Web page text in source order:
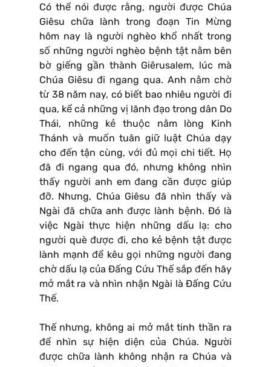
Có thể nói được rằng, người được Chúa
Giêsu chữa lành trong đoạn Tin Mừng
hôm nay là người nghèo khổ nhất trong
số những người nghèo bệnh tật nằm bên
bờ giếng gần thành Giêrusalem, lúc mà
Chúa Giêsu đi ngang qua. Anh nằm chờ
từ 38 năm nay, có biết bao nhiêu người đi
qua, kể cả những vị lãnh đạo trong dân Do
Thái, những kẻ thuộc nằm lòng Kinh
Thánh và muốn tuân giữ luật Chúa dạy
cho đến tận cùng, với đủ mọi chi tiết. Họ
đã đi ngang qua đó, nhưng không nhìn
thấy người anh em đang cần được giúp
đỡ. Nhưng, Chúa Giêsu đã nhìn thấy và
Ngài đã chữa anh được lành bệnh. Ðó là
việc Ngài thực hiện những dấu lạ: cho
người què được đi, cho kẻ bệnh tật được
lành mạnh để kêu gọi những người đang
chờ dấu lạ của Ðấng Cứu Thế sắp đến hãy
mở mắt ra và nhìn nhận Ngài là Ðấng Cứu
Thế.
Thế nhưng, không ai mở mắt tinh thần ra
để nhìn sự hiện diện của Chúa. Người
được chữa lành không nhận ra Chúa và